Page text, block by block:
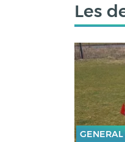
Les